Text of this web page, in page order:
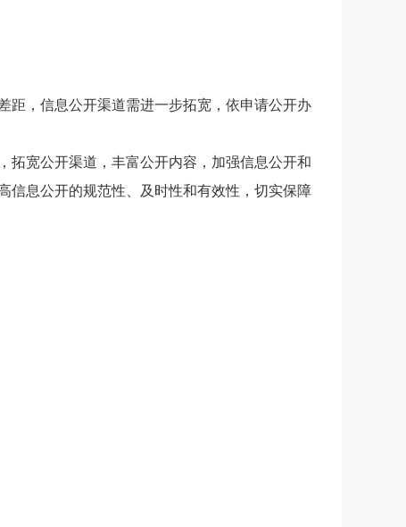
距，信息公开渠道需进一步拓宽，依申请公开办
拓宽公开渠道，丰富公开内容，加强信息公开和
信息公开的规范性、及时性和有效性，切实保障